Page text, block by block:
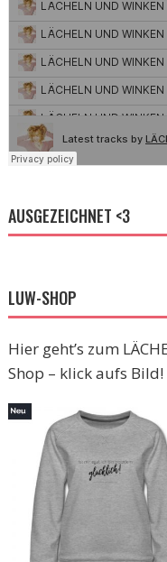
AUSGEZEICHNET <3
LUW-SHOP
Hier geht’s zum
Shop – klick aufs Bild!